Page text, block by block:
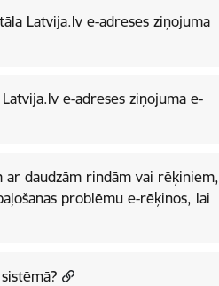
Latvija.lv e-adreses ziņojuma
e-adreses ziņojuma e-
daudzām rindām vai rēķiniem,
problēmu e-rēķinos, lai